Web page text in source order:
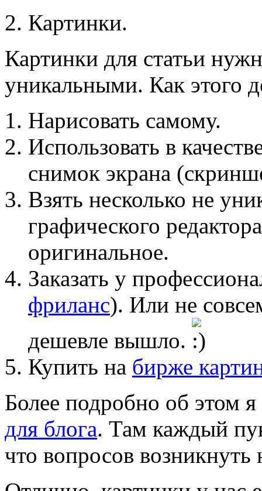
2. Картинки.
Картинки для статьи
уникальными. Как этого
Нарисовать самому.
Использовать в
снимок экрана
Взять несколько не
графического
оригинальное.
Заказать у
фриланс). Или не
дешевле вышло.
Купить на бирже
Более подробно об этом
для блога. Там каждый
что вопросов